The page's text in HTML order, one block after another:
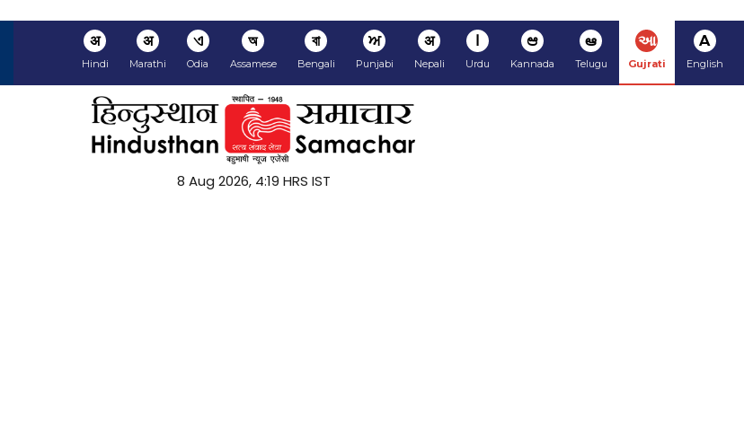
अ
Hindi
अ
Marathi
ଏ
Odia
অ
Assamese
বা
Bengali
ਅ
Punjabi
अ
Nepali
ا
Urdu
ಆ
Kannada
ఆ
Telugu
આ
Gujrati
A
English
8 Aug 2026, 4:19 HRS IST